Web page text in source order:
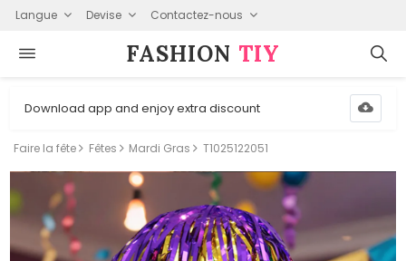
Langue Devise Contactez-nous
FASHION⁠ TIY
Download app and enjoy extra discount
Faire la fête Fêtes Mardi Gras T1025122051